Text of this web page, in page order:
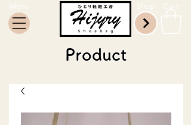
Menu Cart
Shop
Product​